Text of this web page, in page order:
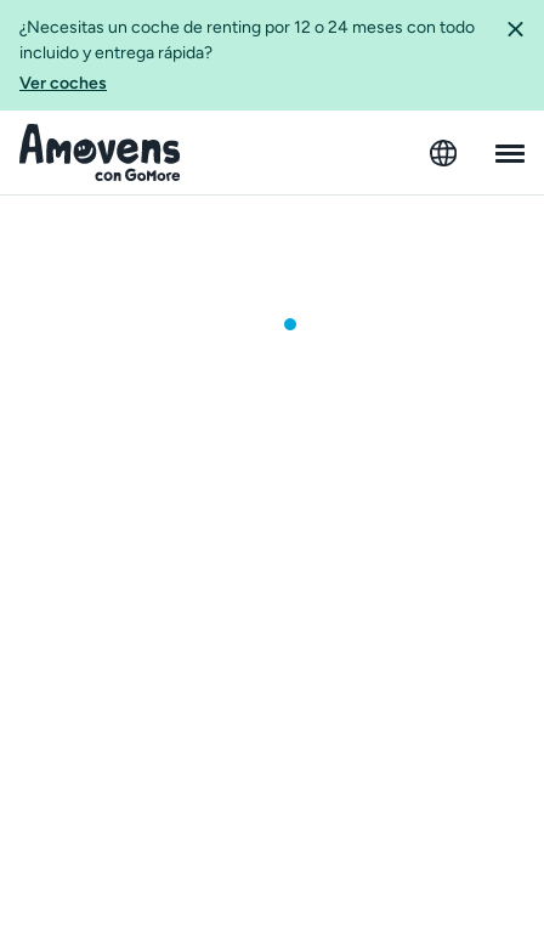
¿Necesitas un coche de renting por 12 o 24 meses con todo
incluido y entrega rápida?
Ver coches